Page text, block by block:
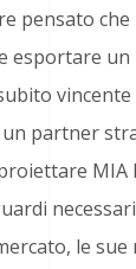
pensato
esportare un
vincente
partner
MIA
le